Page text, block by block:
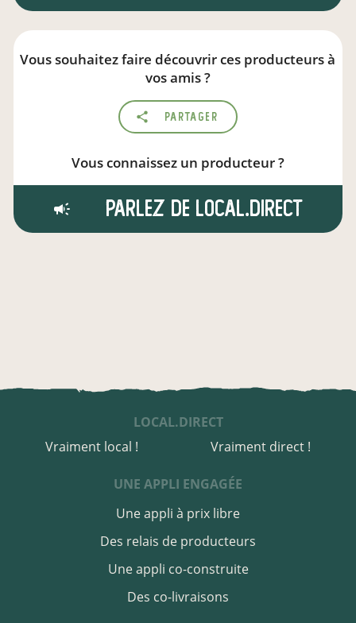
Vous souhaitez faire découvrir ces producteurs à
vos amis ?
Partager
Vous connaissez un producteur ?
Parlez de local.direct
LOCAL.DIRECT
Vraiment local !
Vraiment direct !
UNE APPLI ENGAGÉE
Une appli à prix libre
Des relais de producteurs
Des co-livraisons
Une appli co-construite